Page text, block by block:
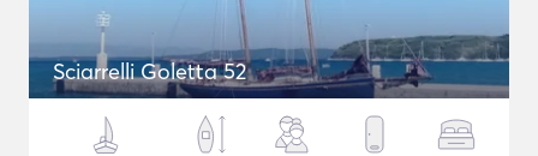
Sciarrelli Goletta 52